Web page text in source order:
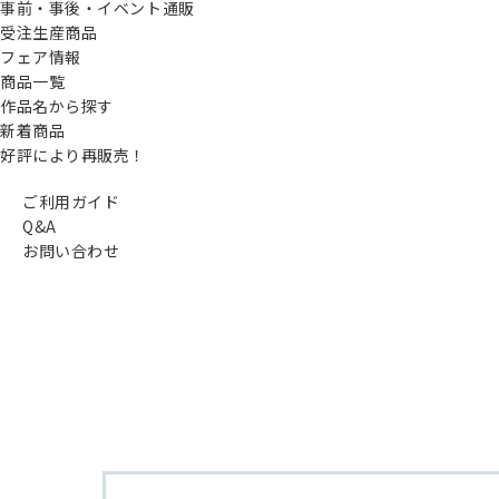
事前・事後・イベント通販
受注生産商品
フェア情報
商品一覧
作品名から探す
新着商品
好評により再販売！
ご利用ガイド
Q&A
お問い合わせ